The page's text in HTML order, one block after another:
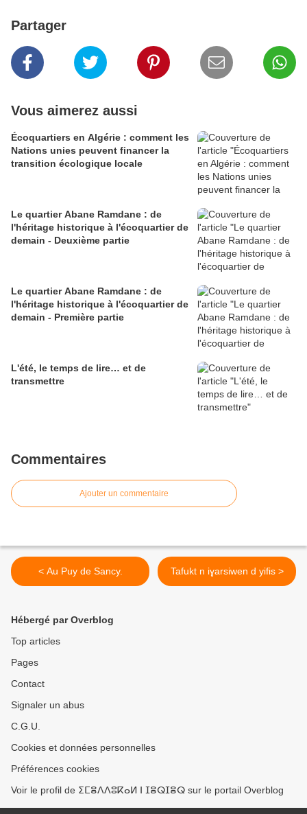
Partager
Vous aimerez aussi
Écoquartiers en Algérie : comment les
Nations unies peuvent financer la
transition écologique locale
Le quartier Abane Ramdane : de
l'héritage historique à l'écoquartier de
demain - Deuxième partie
Le quartier Abane Ramdane : de
l'héritage historique à l'écoquartier de
demain - Première partie
L'été, le temps de lire… et de
transmettre
Commentaires
Ajouter un commentaire
< Au Puy de Sancy. Tafukt n iɣarsiwen d yifis >
Hébergé par Overblog
Top articles
Pages
Contact
Signaler un abus
C.G.U.
Cookies et données personnelles
Préférences cookies
Voir le profil de ⵉⵎⴻⴷⴷⵓⴽⴰⵍ ⵏ ⵊⴻⵕⵊⴻⵕ sur le portail Overblog